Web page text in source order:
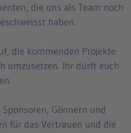
die uns als Team noch
haben.
die kommenden Projekte
umzusetzen. Ihr dürft euch
Gönnern und
für das Vertrauen und die